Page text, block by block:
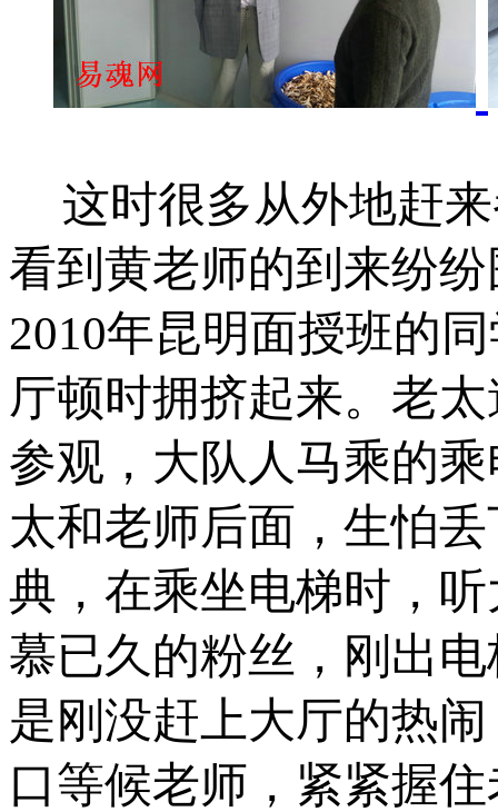
这时很多从外地赶
看到黄老师的到来纷
2010年昆明面授班的
厅顿时拥挤起来。老
参观，大队人马乘的
太和老师后面，生怕
典，在乘坐电梯时，
慕已久的粉丝，刚出
是刚没赶上大厅的热
口等候老师，紧紧握